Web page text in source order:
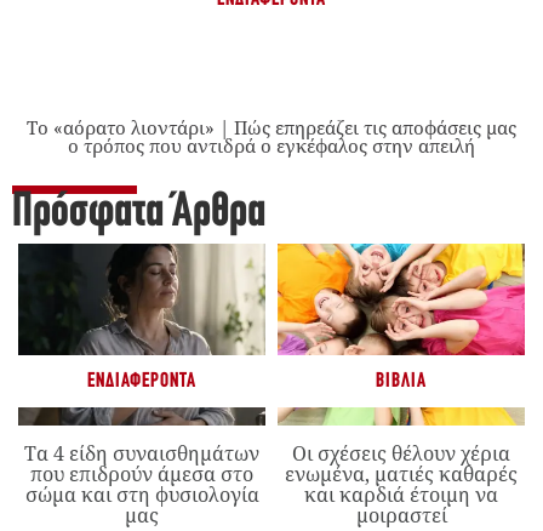
Το «αόρατο λιοντάρι» | Πώς επηρεάζει τις αποφάσεις μας
ο τρόπος που αντιδρά ο εγκέφαλος στην απειλή
Πρόσφατα Άρθρα
ΕΝΔΙΑΦΈΡΟΝΤΑ
Τα 4 είδη συναισθημάτων
που επιδρούν άμεσα στο
σώμα και στη φυσιολογία
μας
ΒΙΒΛΊΑ
Οι σχέσεις θέλουν χέρια
ενωμένα, ματιές καθαρές
και καρδιά έτοιμη να
μοιραστεί